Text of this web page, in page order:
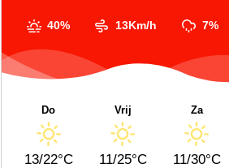
40% 13Km/h 7%
Do
13/22°C
Vrij
11/25°C
Za
11/30°C